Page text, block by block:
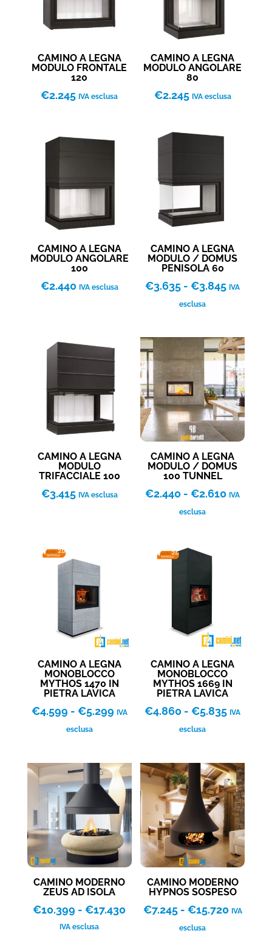
CAMINO A LEGNA
MODULO FRONTALE
120
€2.245 IVA esclusa
CAMINO A LEGNA
MODULO ANGOLARE
80
€2.245 IVA esclusa
CAMINO A LEGNA
MODULO ANGOLARE
100
€2.440 IVA esclusa
CAMINO A LEGNA
MODULO / DOMUS
PENISOLA 60
€3.635 - €3.845Fascia
€3.635
a
€3.845
IVA
esclusa
CAMINO A LEGNA
MODULO
TRIFACCIALE 100
€3.415 IVA esclusa
CAMINO A LEGNA
MODULO / DOMUS
100 TUNNEL
€2.440 - €2.610Fascia
IVA
esclusa
CAMINO A LEGNA
MONOBLOCCO
MYTHOS 1470 IN
PIETRA LAVICA
€4.599 - €5.299Fascia
€4.599
a
€5.299
IVA
esclusa
CAMINO A LEGNA
MONOBLOCCO
MYTHOS 1669 IN
PIETRA LAVICA
€4.860 - €5.835Fascia
€4.860
a
€5.835
IVA
esclusa
CAMINO MODERNO
ZEUS AD ISOLA
€10.399 - €17.430Fascia
IVA esclusa
CAMINO MODERNO
HYPNOS SOSPESO
€7.245 - €15.720Fascia
IVA
esclusa